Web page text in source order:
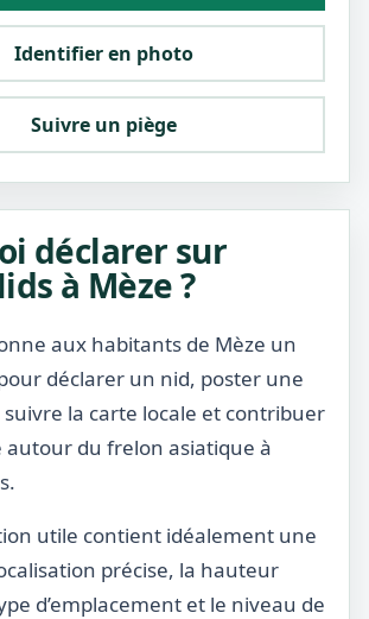
Identifier en photo
Suivre un piège
déclarer sur
à Mèze ?
aux habitants de Mèze un
déclarer un nid, poster une
la carte locale et contribuer
autour du frelon asiatique à
utile contient idéalement une
précise, la hauteur
d’emplacement et le niveau de